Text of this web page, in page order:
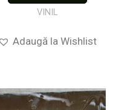
VINIL
Adaugă la Wishlist